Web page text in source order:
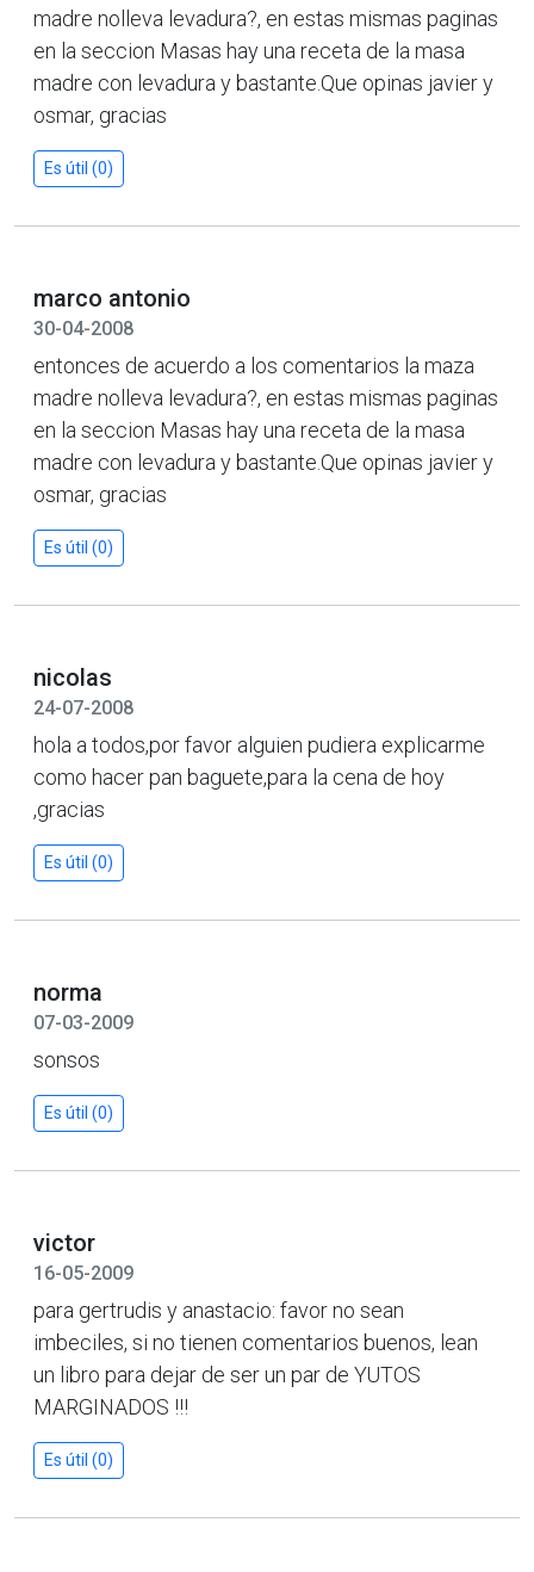
madre nolleva levadura?, en estas mismas paginas
en la seccion Masas hay una receta de la masa
madre con levadura y bastante.Que opinas javier y
osmar, gracias
Es útil (0)
marco antonio
30-04-2008
entonces de acuerdo a los comentarios la maza
madre nolleva levadura?, en estas mismas paginas
en la seccion Masas hay una receta de la masa
madre con levadura y bastante.Que opinas javier y
osmar, gracias
Es útil (0)
nicolas
24-07-2008
hola a todos,por favor alguien pudiera explicarme
como hacer pan baguete,para la cena de hoy
,gracias
Es útil (0)
norma
07-03-2009
sonsos
Es útil (0)
victor
16-05-2009
para gertrudis y anastacio: favor no sean
imbeciles, si no tienen comentarios buenos, lean
un libro para dejar de ser un par de YUTOS
MARGINADOS !!!
Es útil (0)